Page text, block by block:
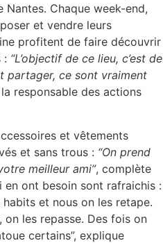
Nantes. Chaque week-end,
et vendre leurs
profitent de faire découvrir
: “L’objectif de ce lieu, c’est de
partager, ce sont vraiment
responsable des actions
et vêtements
et sans trous : “On prend
meilleur ami”, complète
en ont besoin sont rafraichis :
et nous on les retape.
on les repasse. Des fois on
certains”, explique